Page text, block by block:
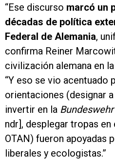
“Ese discurso marcó un
décadas de política
Federal de Alemania,
confirma Reiner
civilización alemana en
“Y eso se vio acentuado
orientaciones (designar
invertir en la Bundeswehr
ndr], desplegar tropas
OTAN) fueron apoyadas
liberales y ecologistas.”